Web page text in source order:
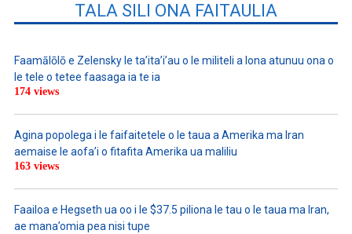
TALA SILI ONA FAITAULIA
Faamālōlō e Zelensky le ta’ita’i’au o le militeli a lona atunuu ona o
le tele o tetee faasaga ia te ia
174 views
Agina popolega i le faifaitetele o le taua a Amerika ma Iran
aemaise le aofa’i o fitafita Amerika ua maliliu
163 views
Faailoa e Hegseth ua oo i le $37.5 piliona le tau o le taua ma Iran,
ae mana’omia pea nisi tupe